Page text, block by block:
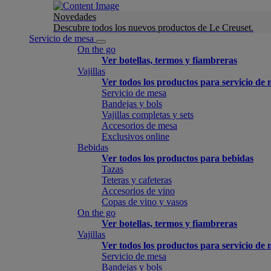
Novedades
Descubre todos los nuevos productos de Le Creuset.
Servicio de mesa
On the go
Ver botellas, termos y fiambreras
Vajillas
Ver todos los productos para servicio de
Servicio de mesa
Bandejas y bols
Vajillas completas y sets
Accesorios de mesa
Exclusivos online
Bebidas
Ver todos los productos para bebidas
Tazas
Teteras y cafeteras
Accesorios de vino
Copas de vino y vasos
On the go
Ver botellas, termos y fiambreras
Vajillas
Ver todos los productos para servicio de
Servicio de mesa
Bandejas y bols